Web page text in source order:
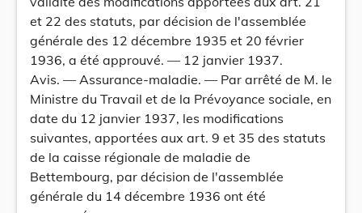
et 22 des statuts, par décision de l'assemblée
générale des 12 décembre 1935 et 20 février
1936, a été approuvé. — 12 janvier 1937.
Avis. — Assurance-maladie. — Par arrêté de M. le
Ministre du Travail et de la Prévoyance sociale, en
date du 12 janvier 1937, les modifications
suivantes, apportées aux art. 9 et 35 des statuts
de la caisse régionale de maladie de
Bettembourg, par décision de l'assemblée
générale du 14 décembre 1936 ont été